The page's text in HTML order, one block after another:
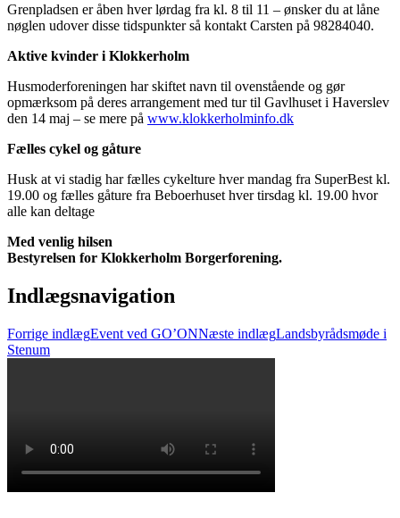
Grenpladsen er åben hver lørdag fra kl. 8 til 11 – ønsker du at låne
nøglen udover disse tidspunkter så kontakt Carsten på 98284040.
Aktive kvinder i Klokkerholm
Husmoderforeningen har skiftet navn til ovenstående og gør
opmærksom på deres arrangement med tur til Gavlhuset i Haverslev
den 14 maj – se mere på www.klokkerholminfo.dk
Fælles cykel og gåture
Husk at vi stadig har fælles cykelture hver mandag fra SuperBest kl.
19.00 og fælles gåture fra Beboerhuset hver tirsdag kl. 19.00 hvor
alle kan deltage
Med venlig hilsen
Bestyrelsen for Klokkerholm Borgerforening.
Indlægsnavigation
Forrige indlægEvent ved GO’ONNæste indlægLandsbyrådsmøde i
Stenum